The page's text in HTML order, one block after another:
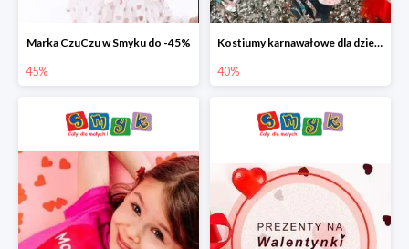
Marka CzuCzu w Smyku do -45%
45%
Kostiumy karnawałowe dla dzieci w Smyku do -40%
40%